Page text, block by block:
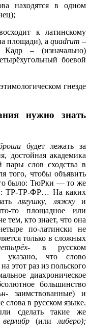
находятся в одном
к латинскому
площади), а quadrum –
– (изначально)
боевой
гнезде
нужно знать
будет лежать за
достойная академика
слов сходства в
того, чтобы объявить
было: ТюРки — то же
ТР-ТР-ФР… На каких
лягушку, ляжкуи
то площадное или
тем, кто знает, что она
по-латински не
только в сложных
- в русском
что слово
этот раз из польского
диахроническое
большинство
- заимствованные) и
слова в русском языке.
сделать такие же
верлибр (илилиберо);